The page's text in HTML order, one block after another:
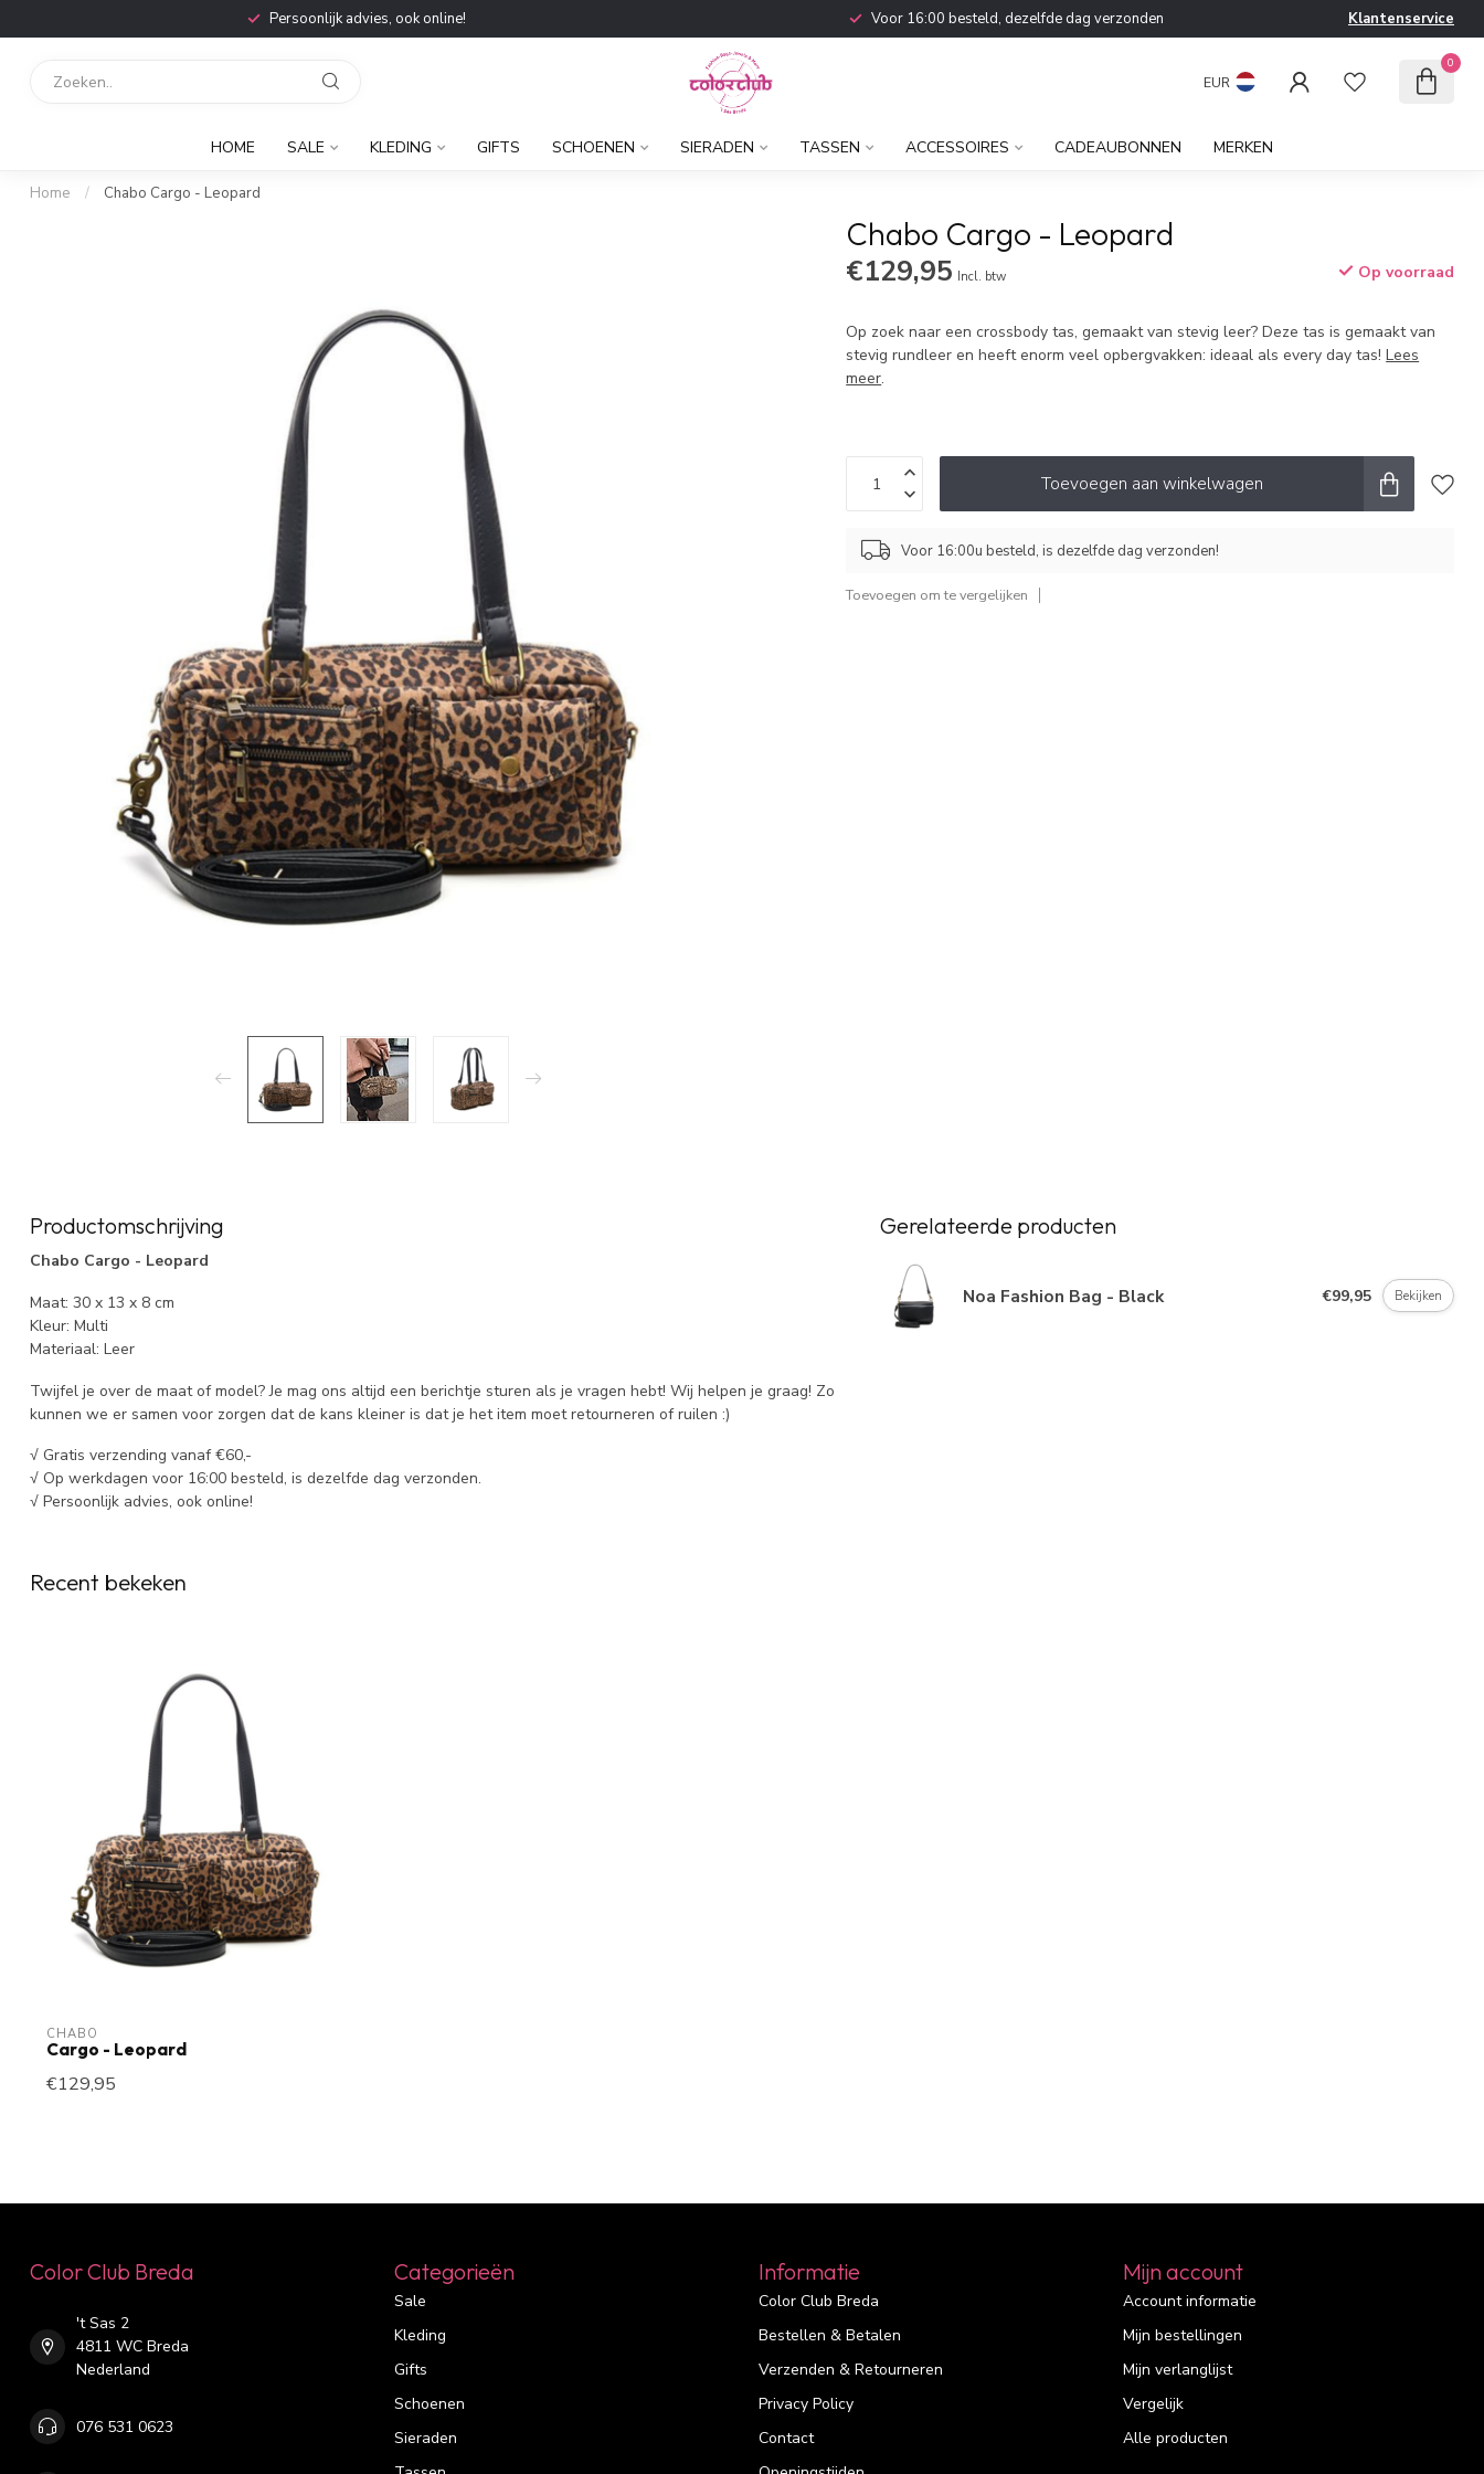
Persoonlijk advies, ook online! Voor 16:00 besteld, dezelfde dag verzonden Klantenservice
EUR
0
HOME SALE KLEDING GIFTS SCHOENEN SIERADEN TASSEN ACCESSOIRES CADEAUBONNEN MERKEN
Home / Chabo Cargo - Leopard
Chabo Cargo - Leopard
€129,95 Incl. btw Op voorraad
Op zoek naar een crossbody tas, gemaakt van stevig leer? Deze tas is gemaakt van
stevig rundleer en heeft enorm veel opbergvakken: ideaal als every day tas!Lees
meer.
Toevoegen aan winkelwagen
Voor 16:00u besteld, is dezelfde dag verzonden!
Toevoegen om te vergelijken
Productomschrijving
Chabo Cargo - Leopard
Maat: 30 x 13 x 8 cm
Kleur: Multi
Materiaal: Leer
Twijfel je over de maat of model? Je mag ons altijd een berichtje sturen als je vragen hebt! Wij helpen je graag! Zo
kunnen we er samen voor zorgen dat de kans kleiner is dat je het item moet retourneren of ruilen :)
√ Gratis verzending vanaf €60,-
√ Op werkdagen voor 16:00 besteld, is dezelfde dag verzonden.
√ Persoonlijk advies, ook online!
Gerelateerde producten
Noa Fashion Bag - Black €99,95 Bekijken
Recent bekeken
CHABO
Cargo - Leopard
€129,95
Color Club Breda
't Sas 2
4811 WC Breda
Nederland
076 531 0623
Categorieën
Sale
Kleding
Gifts
Schoenen
Sieraden
Informatie
Color Club Breda
Bestellen & Betalen
Verzenden & Retourneren
Privacy Policy
Contact
Mijn account
Account informatie
Mijn bestellingen
Mijn verlanglijst
Vergelijk
Alle producten